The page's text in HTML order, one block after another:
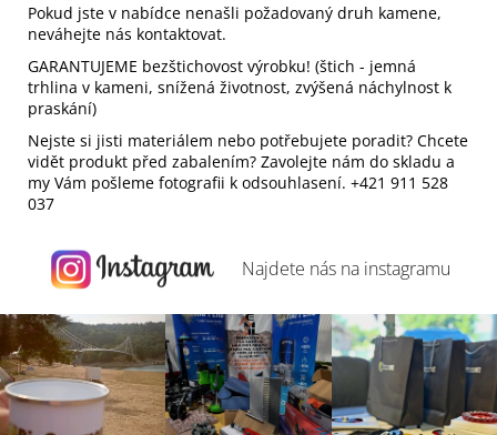
Pokud jste v nabídce nenašli požadovaný druh kamene,
neváhejte nás kontaktovat.
GARANTUJEME bezštichovost výrobku! (štich - jemná
trhlina v kameni, snížená životnost, zvýšená náchylnost k
praskání)
Nejste si jisti materiálem nebo potřebujete poradit? Chcete
vidět produkt před zabalením? Zavolejte nám do skladu a
my Vám pošleme fotografii k odsouhlasení. +421 911 528
037
Najdete nás na instagramu